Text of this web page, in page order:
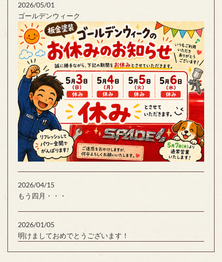
2026/05/01
ゴールデンウィーク
2026/04/15
もう四月・・・
2026/01/05
明けましておめでとうございます！